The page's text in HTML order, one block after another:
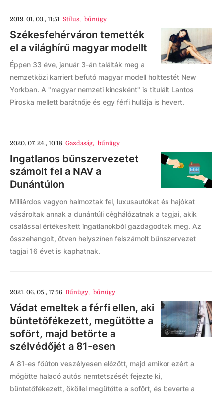
2019. 01. 03., 11:51 Stílus, bűnügy
Székesfehérváron temették
el a világhírű magyar modellt
Éppen 33 éve, január 3-án találták meg a
nemzetközi karriert befutó magyar modell holttestét New
Yorkban. A "magyar nemzeti kincsként" is titulált Lantos
Piroska mellett barátnője és egy férfi hullája is hevert.
2020. 07. 24., 10:18 Gazdaság, bűnügy
Ingatlanos bűnszervezetet
számolt fel a NAV a
Dunántúlon
Milliárdos vagyon halmoztak fel, luxusautókat és hajókat
vásároltak annak a dunántúli céghálózatnak a tagjai, akik
csalással értékesített ingatlanokból gazdagodtak meg. Az
összehangolt, ötven helyszínen felszámolt bűnszervezet
tagjai 16 évet is kaphatnak.
2021. 06. 05., 17:56 Bűnügy, bűnügy
Vádat emeltek a férfi ellen, aki
büntetőfékezett, megütötte a
sofőrt, majd betörte a
szélvédőjét a 81-esen
A 81-es főúton veszélyesen előzött, majd amikor ezért a
mögötte haladó autós nemtetszését fejezte ki,
büntetőfékezett, ököllel megütötte a sofőrt, és beverte a